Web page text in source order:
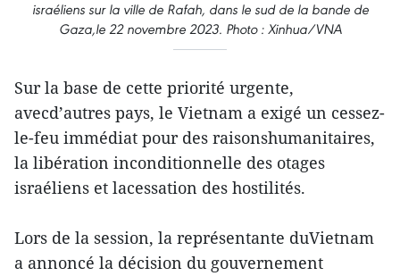
israéliens sur la ville de Rafah, dans le sud de la bande de
Gaza,le 22 novembre 2023. Photo : Xinhua/VNA
Sur la base de cette priorité urgente,
avecd’autres pays, le Vietnam a exigé un cessez-
le-feu immédiat pour des raisonshumanitaires,
la libération inconditionnelle des otages
israéliens et lacessation des hostilités.
Lors de la session, la représentante duVietnam
a annoncé la décision du gouvernement